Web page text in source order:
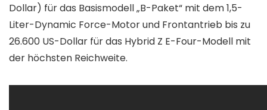
Dollar) für das Basismodell „B-Paket“ mit dem 1,5-
Liter-Dynamic Force-Motor und Frontantrieb bis zu
26.600 US-Dollar für das Hybrid Z E-Four-Modell mit
der höchsten Reichweite.